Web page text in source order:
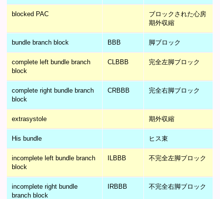
blocked PAC
ブロックされた心房
期外収縮
bundle branch block BBB 脚ブロック
complete left bundle branch
block
CLBBB 完全左脚ブロック
complete right bundle branch
block
CRBBB 完全右脚ブロック
extrasystole 期外収縮
His bundle ヒス束
incomplete left bundle branch
block
ILBBB 不完全左脚ブロック
incomplete right bundle
branch block
IRBBB 不完全右脚ブロック